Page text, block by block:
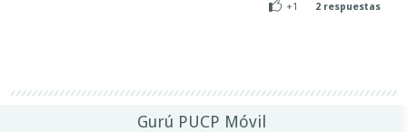
+1
2 respuestas
Gurú PUCP Móvil